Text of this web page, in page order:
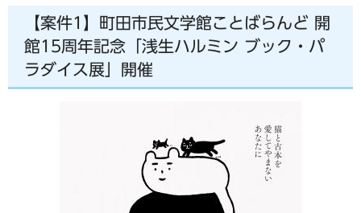
【案件1】町田市民文学館ことばらんど 開
館15周年記念「浅生ハルミン ブック・パ
ラダイス展」開催